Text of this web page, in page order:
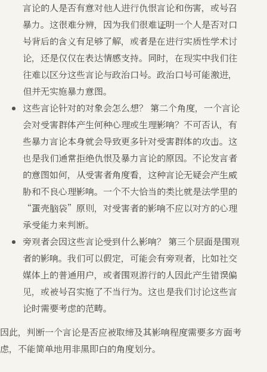
言论的人是否有意对他人进行仇恨言论和伤害，或号召
暴力。这很难分辨，因为我们很难证明一个人是否对口
号背后的含义有足够了解，或者是在进行实质性学术讨
论，还是仅仅在表达情感支持。同时，在现实中我们往
往难以区分这些言论与政治口号。政治口号可能激进，
但并无实施暴力意图。
这些言论针对的对象会怎么想？ 第二个角度，一个言论
会对受害群体产生何种心理或生理影响？不可否认，有
些暴力言论本身就会导致更多针对受害群体的攻击。这
也是我们通常拒绝仇恨及暴力言论的原因。不论发言者
的意图如何，从受害者角度看，这种言论无疑会产生威
胁和不良心理影响。一个不大恰当的类比就是法学里的
“蛋壳脑袋”原则，对受害者的影响不应以对方的心理
承受能力来判断。
旁观者会因这些言论受到什么影响？ 第三个层面是围观
者的影响。我们可以假定，可能会有旁观者，比如社交
媒体上的普通用户，或者围观游行的人因此产生错误偏
见，或被号召实施了不当行为。这也是我们讨论这些言
论时需要考虑的范畴。
因此，判断一个言论是否应被取缔及其影响程度需要多方面考
虑，不能简单地用非黑即白的角度划分。